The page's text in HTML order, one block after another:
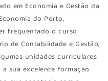
em Economia e Gestão da
do Porto,
frequentado o curso
de Contabilidade e Gestão,
unidades curriculares
sua excelente formação